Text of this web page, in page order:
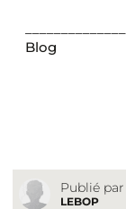
Blog
Publié par
LEBOP